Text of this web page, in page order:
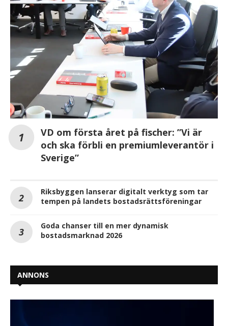
VD om första året på fischer: ”Vi är
och ska förbli en premiumleverantör i
Sverige”
Riksbyggen lanserar digitalt verktyg som tar
tempen på landets bostadsrättsföreningar
Goda chanser till en mer dynamisk
bostadsmarknad 2026
ANNONS